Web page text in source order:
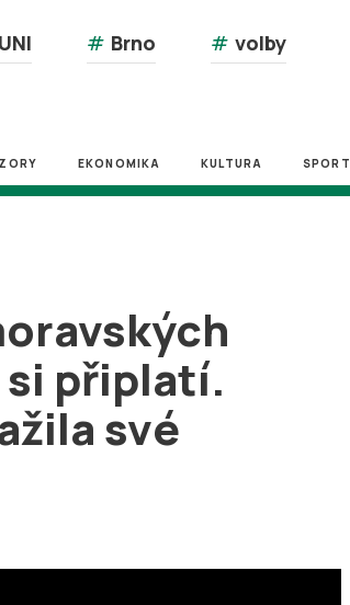
# Brno # volby
EKONOMIKA KULTURA SPORT
připlatí.
své